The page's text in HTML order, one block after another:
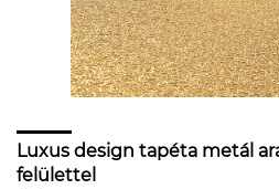
Luxus design tapéta metál
felülettel